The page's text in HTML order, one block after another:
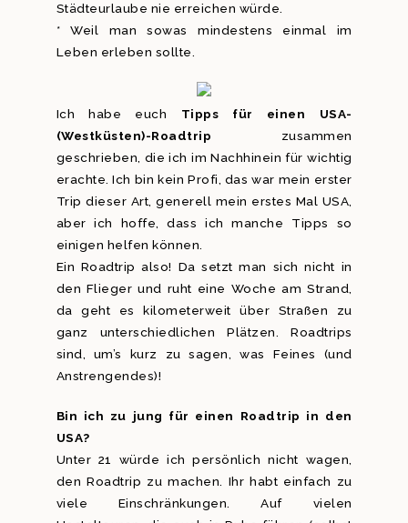
Städteurlaube nie erreichen würde.
* Weil man sowas mindestens einmal im
Leben erleben sollte.
Ich habe euch Tipps für einen USA-
(Westküsten)-Roadtrip zusammen
geschrieben, die ich im Nachhinein für wichtig
erachte. Ich bin kein Profi, das war mein erster
Trip dieser Art, generell mein erstes Mal USA,
aber ich hoffe, dass ich manche Tipps so
einigen helfen können.
Ein Roadtrip also! Da setzt man sich nicht in
den Flieger und ruht eine Woche am Strand,
da geht es kilometerweit über Straßen zu
ganz unterschiedlichen Plätzen. Roadtrips
sind, um’s kurz zu sagen, was Feines (und
Anstrengendes)!
Bin ich zu jung für einen Roadtrip in den
USA?
Unter 21 würde ich persönlich nicht wagen,
den Roadtrip zu machen. Ihr habt einfach zu
viele Einschränkungen. Auf vielen